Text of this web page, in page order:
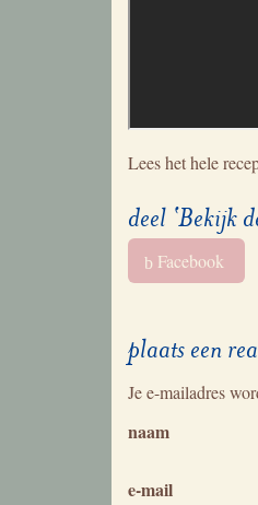
Lees het hele
deel ‘Bekijk
b Facebook
plaats een
Je e-mailadres
naam
e-mail